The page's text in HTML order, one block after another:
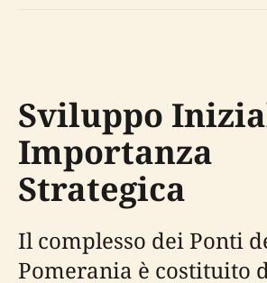
Sviluppo
Importanza
Strategica
Il complesso dei Ponti
Pomerania è costituito